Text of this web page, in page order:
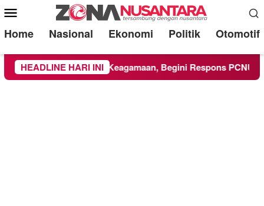
Mobile
Menu
Home Nasional Ekonomi Politik Otomotif
HEADLINE HARI INI
Kegiatan Keagamaan, Begini Respons PCNU dan Kampus